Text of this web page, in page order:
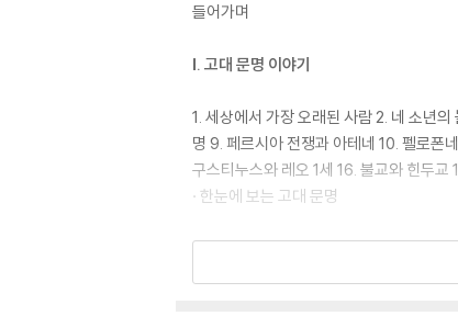
들어가며
Ⅰ. 고대 문명 이야기
1. 세상에서 가장 오래된 사람 2. 네 소년
명 9. 페르시아 전쟁과 아테네 10. 펠로폰
구스티누스와 레오 1세 16. 불교와 힌두
· 한눈에 보는 고대 문명
Ⅱ. 동아시아 이야기